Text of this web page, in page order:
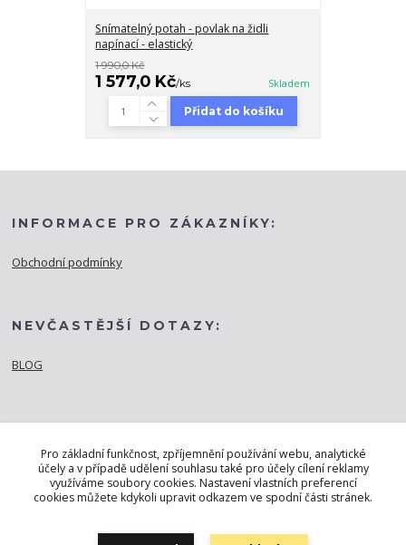
Snímatelný potah - povlak na židli
napínací - elastický
1 990,0 Kč
1 577,0 Kč/ks Skladem
Přidat do košíku
INFORMACE PRO ZÁKAZNÍKY:
Obchodní podmínky
NEVČASTĚJŠÍ DOTAZY:
BLOG
Pro základní funkčnost, zpříjemnění používání webu, analytické
účely a v případě udělení souhlasu také pro účely cílení reklamy
využíváme soubory cookies. Nastavení vlastních preferencí
cookies můžete kdykoli upravit odkazem ve spodní části stránek.